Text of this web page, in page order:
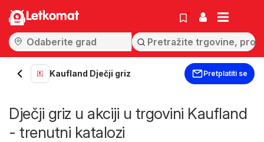
Letkomat
Kaufland Dječji griz Pretplatiti se
Dječji griz u akciji u trgovini Kaufland
- trenutni katalozi